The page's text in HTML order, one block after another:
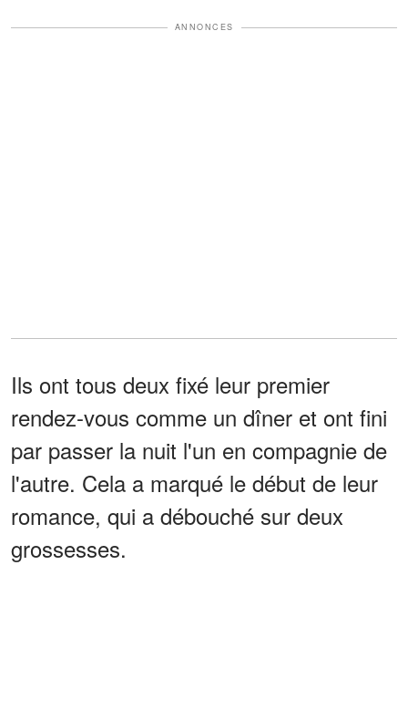
ANNONCES
Ils ont tous deux fixé leur premier
rendez-vous comme un dîner et ont fini
par passer la nuit l'un en compagnie de
l'autre. Cela a marqué le début de leur
romance, qui a débouché sur deux
grossesses.